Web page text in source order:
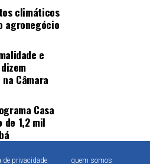
um
é vítima
a partir das
afirmou.
a relação entre big techs e
“me enoja o fato de ver big
de extrema direita no
climáticos
agronegócio
e
Câmara
Casa
de 1,2 mil
de privacidade quem somos